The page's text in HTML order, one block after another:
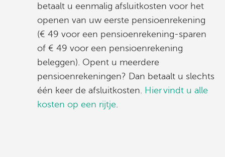
betaalt u eenmalig afsluitkosten voor het
openen van uw eerste pensioenrekening
(€ 49 voor een pensioenrekening-sparen
of € 49 voor een pensioenrekening
beleggen). Opent u meerdere
pensioenrekeningen? Dan betaalt u slechts
één keer de afsluitkosten. Hier vindt u alle
kosten op een rijtje